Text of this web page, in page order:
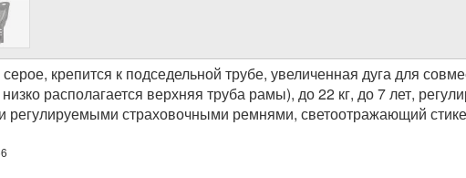
крепится к подседельной трубе, увеличенная дуга для
располагается верхняя труба рамы), до 22 кг, до 7 лет,
регулируемыми страховочными ремнями, светоотражающий